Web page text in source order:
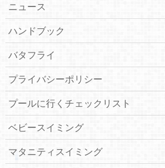
ニュース
ハンドブック
バタフライ
プライバシーポリシー
プールに行くチェックリスト
ベビースイミング
マタニティスイミング